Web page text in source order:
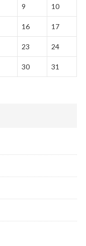
9 10
16 17
23 24
30
31